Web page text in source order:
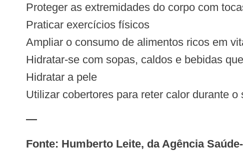
Proteger as extremidades do corpo com
Praticar exercícios físicos
Ampliar o consumo de alimentos ricos em
Hidratar-se com sopas, caldos e bebidas
Hidratar a pele
Utilizar cobertores para reter calor durante o
—
Fonte: Humberto Leite, da Agência